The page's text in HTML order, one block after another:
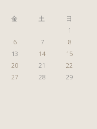
金 土
日
1
6 7
8
13 14
15
20 21
22
27 28
29